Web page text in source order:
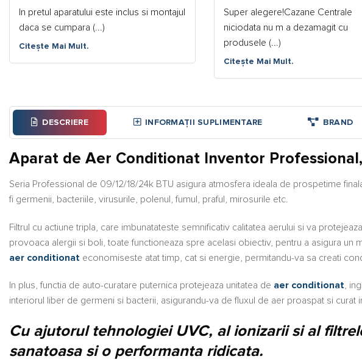
In pretul aparatului este inclus si montajul
daca se cumpara (...)
Citește Mai Mult.
Super alegere!Cazane Centrale
niciodata nu m a dezamagit cu
produsele (...)
Citește Mai Mult.
DESCRIERE INFORMAȚII SUPLIMENTARE BRAND
Aparat de Aer Conditionat Inventor
Seria Professional de 09/12/18/24k BTU asigura atmosfera ideala de prospetime
fi germenii, bacteriile, virusurile, polenul, fumul, praful, mirosurile etc.
Filtrul cu actiune tripla, care imbunatateste semnificativ calitatea aerului si va
provoaca alergii si boli, toate functioneaza spre acelasi obiectiv, pentru a asigura un
aer conditionat economiseste atat timp, cat si energie, permitandu-va sa creati
In plus, functia de auto-curatare puternica protejeaza unitatea de aer conditionat,
interiorul liber de germeni si bacterii, asigurandu-va de fluxul de aer proaspat si curat
Cu ajutorul tehnologiei UVC, al ionizarii si al
sanatoasa si o performanta ridicata.